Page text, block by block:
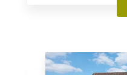
Élagage
L’entreprise AL